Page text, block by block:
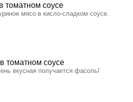
томатном соусе
мясо в кисло-сладком соусе.
томатном соусе
вкусная получается фасоль!